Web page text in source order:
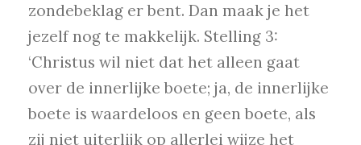
zondebeklag er bent. Dan maak je het
jezelf nog te makkelijk. Stelling 3:
‘Christus wil niet dat het alleen gaat
over de innerlijke boete; ja, de innerlijke
boete is waardeloos en geen boete, als
zij niet uiterlijk op allerlei wijze het